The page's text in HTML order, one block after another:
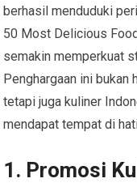
berhasil menduduki
50 Most Delicious
semakin memperkuat
Penghargaan ini bukan
tetapi juga kuliner
mendapat tempat di
1. Promosi